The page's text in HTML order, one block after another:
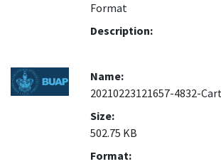
Format
Description:
Name:
20210223121657-4832-
Size:
502.75 KB
Format: